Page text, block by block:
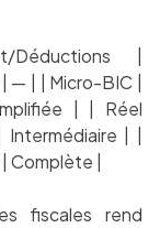
|
| | Micro-BIC |
| | Réel
| |
Complète |
fiscales rend